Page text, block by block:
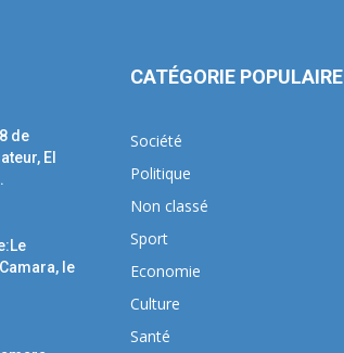
de
El
le
CATÉGORIE POPULAIRE
Société
Politique
Non classé
Sport
Economie
Culture
Santé